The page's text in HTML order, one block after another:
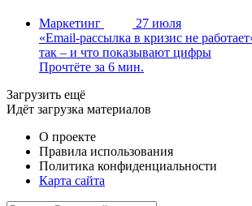
Маркетинг
27 июля
«Email-рассылка в кризис не
так – и что показывают цифры
Прочтёте за 6 мин.
Загрузить ещё
Идёт загрузка материалов
О проекте
Правила использования
Политика конфиденциальности
Карта сайта